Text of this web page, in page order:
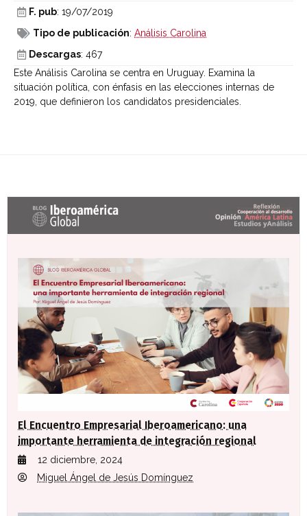
F. pub: 19/07/2019
Tipo de publicación: Análisis Carolina
Descargas: 467
Este Análisis Carolina se centra en Uruguay. Examina la
situación política, con énfasis en las elecciones internas de
2019, que definieron los candidatos presidenciales.
Últimas entradas Blog Iberoamérica global
El Encuentro Empresarial Iberoamericano: una
importante herramienta de integración regional
12 diciembre, 2024
Miguel Ángel de Jesús Domínguez